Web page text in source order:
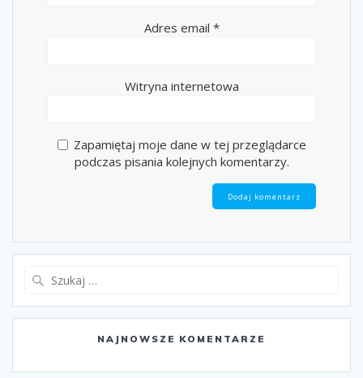
Adres email *
Witryna internetowa
Zapamiętaj moje dane w tej przeglądarce
podczas pisania kolejnych komentarzy.
NAJNOWSZE KOMENTARZE